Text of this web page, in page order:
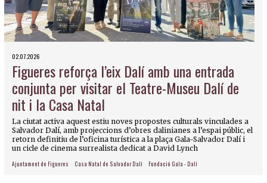
02.07.2026
Figueres reforça l’eix Dalí amb una entrada
conjunta per visitar el Teatre-Museu Dalí de
nit i la Casa Natal
La ciutat activa aquest estiu noves propostes culturals vinculades a
Salvador Dalí, amb projeccions d’obres dalinianes a l’espai públic, el
retorn definitiu de l’oficina turística a la plaça Gala-Salvador Dalí i
un cicle de cinema surrealista dedicat a David Lynch
Ajuntament de Figueres Casa Natal de Salvador Dalí Fundació Gala - Dalí